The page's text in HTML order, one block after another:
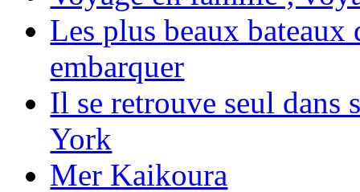
Les plus beaux bateaux
embarquer
Il se retrouve seul dans
York
Mer Kaikoura